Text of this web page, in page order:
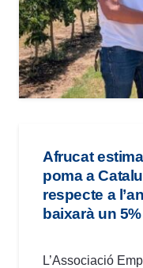
Afrucat
poma a
respecte a
baixarà un 5%
L’Associació